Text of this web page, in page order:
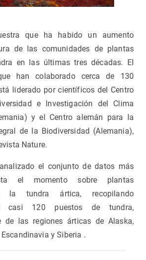
que ha habido un aumento
de las comunidades de plantas
en las últimas tres décadas. El
han colaborado cerca de 130
liderado por científicos del Centro
e Investigación del Clima
y el Centro alemán para la
de la Biodiversidad (Alemania),
Nature.
el conjunto de datos más
el momento sobre plantas
la tundra ártica, recopilando
casi 120 puestos de tundra,
de las regiones árticas de Alaska,
y Siberia .